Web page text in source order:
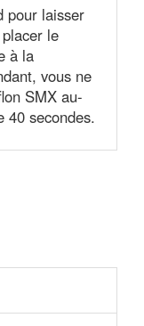
pour laisser
le
à la
vous ne
SMX au-
40 secondes.